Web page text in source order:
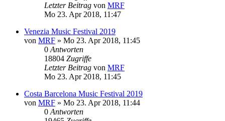
Letzter Beitrag von MRF
Mo 23. Apr 2018, 11:47
Venezia Music Festival 2019
von MRF » Mo 23. Apr 2018, 11:45
0 Antworten
18804 Zugriffe
Letzter Beitrag von MRF
Mo 23. Apr 2018, 11:45
Costa Barcelona Music Festival 2019
von MRF » Mo 23. Apr 2018, 11:44
0 Antworten